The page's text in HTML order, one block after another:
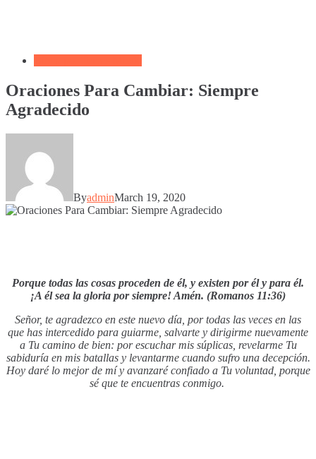
Oraciones Para Cambiar: Siempre
Agradecido
ByadminMarch 19, 2020
Porque todas las cosas proceden de él, y existen por él y para él.
¡A él sea la gloria por siempre! Amén. (Romanos 11:36)
Señor, te agradezco en este nuevo día, por todas las veces en las
que has intercedido para guiarme, salvarte y dirigirme nuevamente
a Tu camino de bien: por escuchar mis súplicas, revelarme Tu
sabiduría en mis batallas y levantarme cuando sufro una decepción.
Hoy daré lo mejor de mí y avanzaré confiado a Tu voluntad, porque
sé que te encuentras conmigo.